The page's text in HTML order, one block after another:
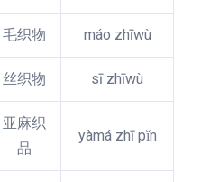
毛织物 máo zhīwù
丝织物 sī zhīwù
亚麻织
品
yàmá zhī pǐn